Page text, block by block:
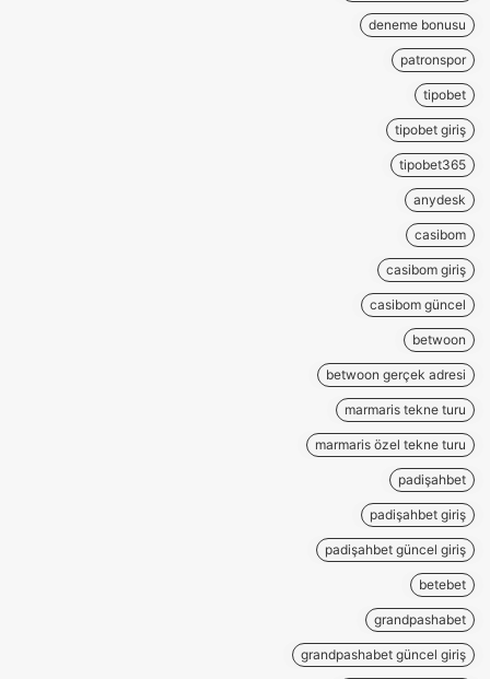
deneme bonusu
patronspor
tipobet
tipobet giriş
tipobet365
anydesk
casibom
casibom giriş
casibom güncel
betwoon
betwoon gerçek adresi
marmaris tekne turu
marmaris özel tekne turu
padişahbet
padişahbet giriş
padişahbet güncel giriş
betebet
grandpashabet
grandpashabet güncel giriş